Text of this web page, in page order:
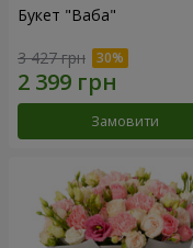
Букет "Ваба"
3 427 грн
Замовити